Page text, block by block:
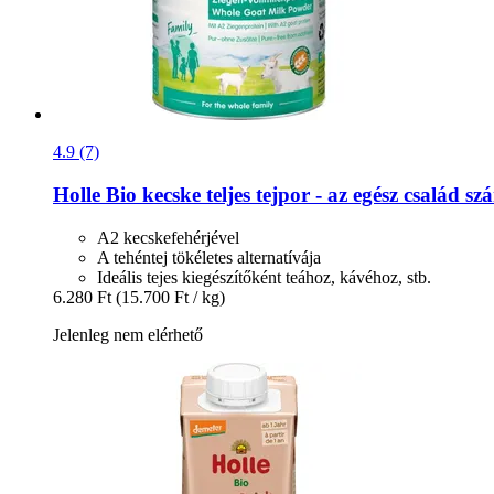
4.9 (7)
Holle Bio kecske teljes tejpor -​ az egész család
A2 kecskefehérjével
A tehéntej tökéletes alternatívája
Ideális tejes kiegészítőként teához, kávéhoz, stb.
6.280 Ft (15.700 Ft / kg)
Jelenleg nem elérhető